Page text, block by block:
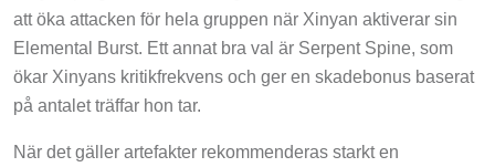
att öka attacken för hela gruppen när Xinyan aktiverar sin
Elemental Burst. Ett annat bra val är Serpent Spine, som
ökar Xinyans kritikfrekvens och ger en skadebonus baserat
på antalet träffar hon tar.
När det gäller artefakter rekommenderas starkt en